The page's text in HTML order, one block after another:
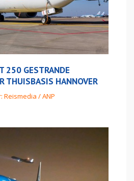
250 GESTRANDE
THUISBASIS HANNOVER
Reismedia / ANP